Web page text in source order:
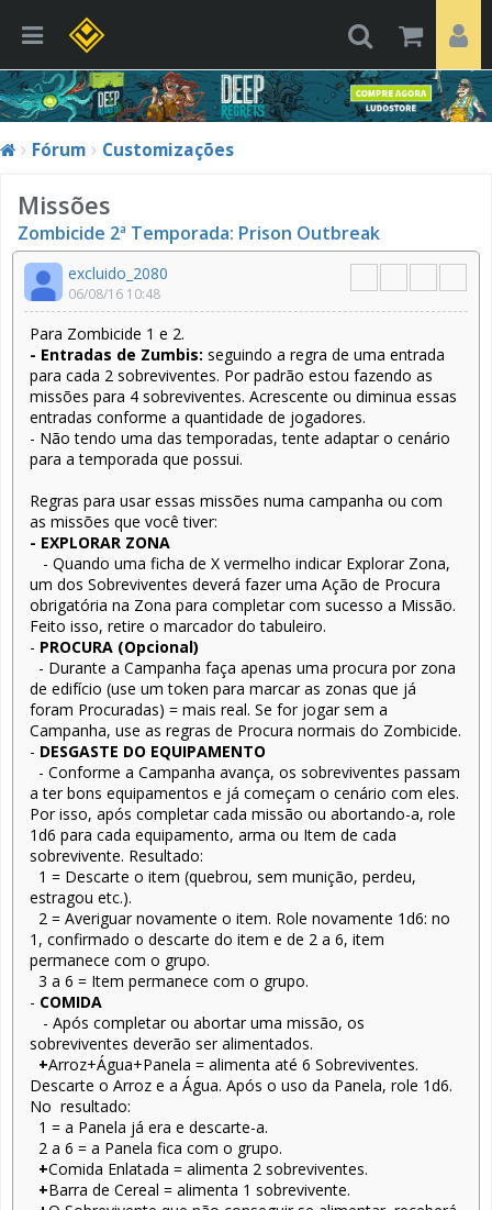
Fórum Customizações
Missões
Zombicide 2ª Temporada: Prison Outbreak
excluido_2080
06/08/16 10:48
Para Zombicide 1 e 2.
- Entradas de Zumbis: seguindo a regra de uma entrada
para cada 2 sobreviventes. Por padrão estou fazendo as
missões para 4 sobreviventes. Acrescente ou diminua essas
entradas conforme a quantidade de jogadores.
- Não tendo uma das temporadas, tente adaptar o cenário
para a temporada que possui.
Regras para usar essas missões numa campanha ou com
as missões que você tiver:
- EXPLORAR ZONA
- Quando uma ficha de X vermelho indicar Explorar Zona,
um dos Sobreviventes deverá fazer uma Ação de Procura
obrigatória na Zona para completar com sucesso a Missão.
Feito isso, retire o marcador do tabuleiro.
- PROCURA (Opcional)
- Durante a Campanha faça apenas uma procura por zona
de edifício (use um token para marcar as zonas que já
foram Procuradas) = mais real. Se for jogar sem a
Campanha, use as regras de Procura normais do Zombicide.
- DESGASTE DO EQUIPAMENTO
- Conforme a Campanha avança, os sobreviventes passam
a ter bons equipamentos e já começam o cenário com eles.
Por isso, após completar cada missão ou abortando-a, role
1d6 para cada equipamento, arma ou Item de cada
sobrevivente. Resultado:
1 = Descarte o item (quebrou, sem munição, perdeu,
estragou etc.).
2 = Averiguar novamente o item. Role novamente 1d6: no
1, confirmado o descarte do item e de 2 a 6, item
permanece com o grupo.
3 a 6 = Item permanece com o grupo.
- COMIDA
- Após completar ou abortar uma missão, os
sobreviventes deverão ser alimentados.
+Arroz+Água+Panela = alimenta até 6 Sobreviventes.
Descarte o Arroz e a Água. Após o uso da Panela, role 1d6.
No resultado:
1 = a Panela já era e descarte-a.
2 a 6 = a Panela fica com o grupo.
+Comida Enlatada = alimenta 2 sobreviventes.
+Barra de Cereal = alimenta 1 sobrevivente.